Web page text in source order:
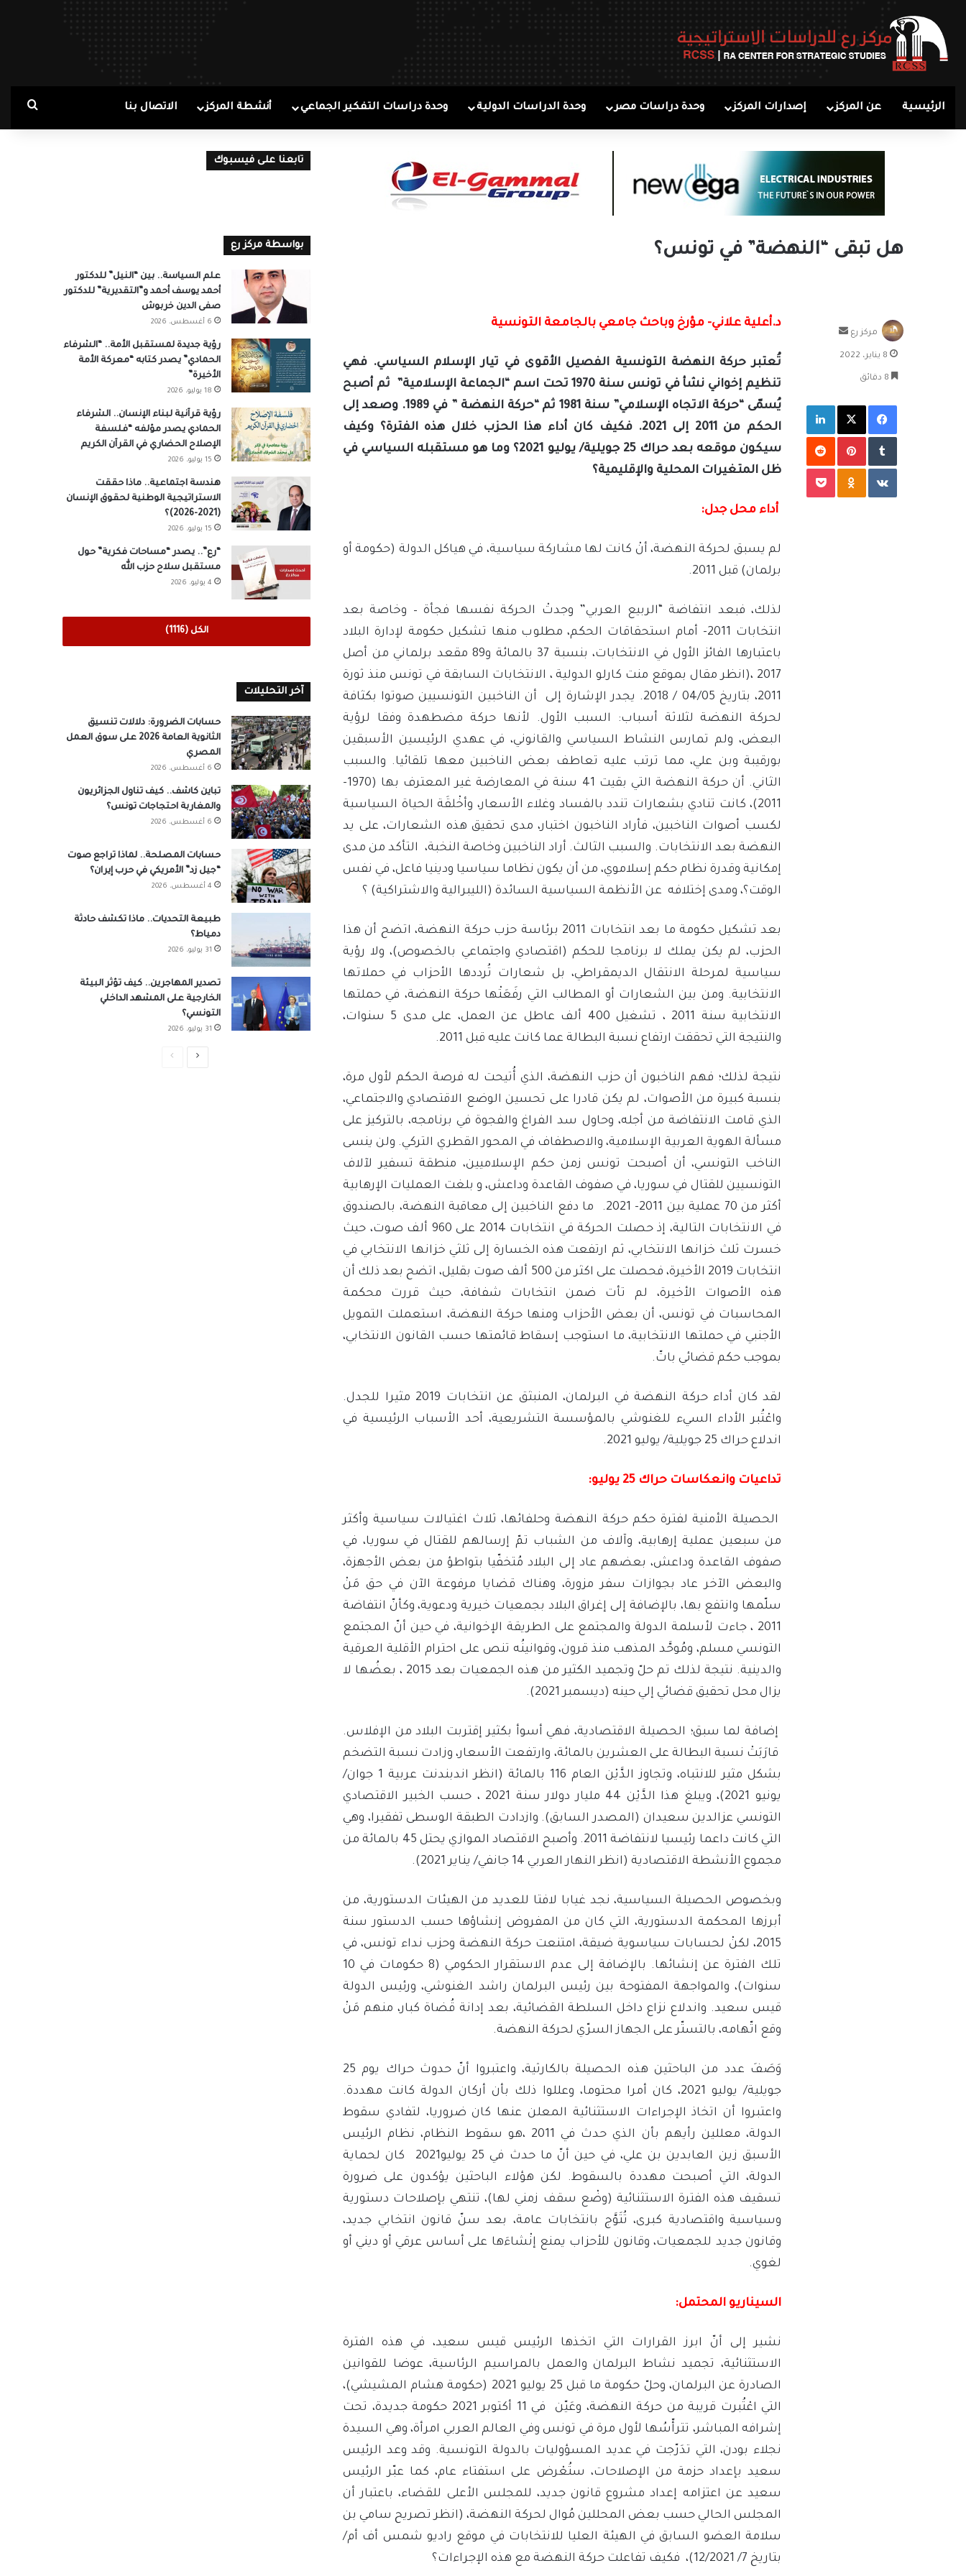
الرئيسية عن المركز إصدارات المركز وحدة دراسات مصر وحدة الدراسات الدولية وحدة دراسات التفكير الجماعي أنشطة المركز الاتصال بنا بحث
هل تبقى “النهضة” في تونس؟
د.أعلية علاني- مؤرخ وباحث جامعي بالجامعة التونسية
تُعتبر حركة النهضة التونسية الفصيل الأقوى في تيار الإسلام السياسي. فهي
تنظيم إخواني نشأ في تونس سنة 1970 تحت اسم “الجماعة الإسلامية” ثم أصبح
يُسمّى “حركة الاتجاه الإسلامي” سنة 1981 ثم “حركة النهضة ” في 1989. وصعد إلى
الحكم من 2011 إلى 2021. فكيف كان أداء هذا الحزب خلال هذه الفترة؟ وكيف
سيكون موقعه بعد حراك 25 جويلية/ يوليو 2021؟ وما هو مستقبله السياسي في
ظل المتغيرات المحلية والإقليمية؟
أداء محل جدل:
لم يسبق لحركة النهضة، أنْ كانت لها مشاركة سياسية، في هياكل الدولة (حكومة أو
برلمان) قبل 2011.
لذلك، فبعد انتفاضة “الربيع العربي” وجدتْ الحركة نفسها فجأة – وخاصة بعد
انتخابات 2011- أمام استحقاقات الحكم، مطلوب منها تشكيل حكومة لإدارة البلاد
باعتبارها الفائز الأول في الانتخابات، بنسبة 37 بالمائة و89 مقعد برلماني من أصل
2017 ،(انظر مقال بموقع منت كارلو الدولية ، الانتخابات السابقة في تونس منذ ثورة
2011، بتاريخ 04/05 / 2018. يجدر الإشارة إلى أن الناخبين التونسيين صوتوا بكثافة
لحركة النهضة لثلاثة أسباب: السبب الأول. لأنها حركة مضطهدة وفقا لرؤية
البعض، ولم تمارس النشاط السياسي والقانوني، في عهدي الرئيسين الأسبقين
بورقيبة وبن علي، مما ترتب عليه تعاطف بعض الناخبين معها تلقائيا. والسبب
الثاني. أن حركة النهضة التي بقيت 41 سنة في المعارضة غير المعترف بها (1970-
2011)، كانت تنادي بشعارات تندد بالفساد وغلاء الأسعار، وأخْلقَة الحياة السياسية
لكسب أصوات الناخبين، فأراد الناخبون اختبار، مدى تحقيق هذه الشعارات، على يد
النهضة بعد الانتخابات. والسبب الثالث. أراد الناخبين وخاصة النخبة، التأكد من مدى
إمكانية وقدرة نظام حكم إسلاموي، من أن يكون نظاما سياسيا ودينيا فاعل، في نفس
الوقت؟، ومدى إختلافه عن الأنظمة السياسية السائدة (الليبرالية والاشتراكية) ؟
بعد تشكيل حكومة ما بعد انتخابات 2011 برئاسة حزب حركة النهضة، اتضح أن هذا
الحزب، لم يكن يملك لا برنامجا للحكم (اقتصادي واجتماعي بالخصوص)، ولا رؤية
سياسية لمرحلة الانتقال الديمقراطي، بل شعارات تُرددها الأحزاب في حملاتها
الانتخابية. ومن بين الشعارات أو المطالب التي رفَعَتْها حركة النهضة، في حملتها
الانتخابية سنة 2011 ، تشغيل 400 ألف عاطل عن العمل، على مدى 5 سنوات،
والنتيجة التي تحققت ارتفاع نسبة البطالة عما كانت عليه قبل 2011.
نتيجة لذلك؛ فهم الناخبون أن حزب النهضة، الذي أُتيحت له فرصة الحكم لأول مرة،
بنسبة كبيرة من الأصوات، لم يكن قادرا على تحسين الوضع الاقتصادي والاجتماعي،
الذي قامت الانتفاضة من أجله، وحاول سد الفراغ والفجوة في برنامجه، بالتركيز على
مسألة الهوية العربية الإسلامية، والاصطفاف في المحور القطري التركي. ولن ينسى
الناخب التونسي، أن أصبحت تونس زمن حكم الإسلاميين، منطقة تسفير لآلاف
التونسيين للقتال في سوريا، في صفوف القاعدة وداعش، و بلغت العمليات الإرهابية
أكثر من 70 عملية بين 2011- 2021. ما دفع الناخبين إلى معاقبة النهضة، بالصندوق
في الانتخابات التالية، إذ حصلت الحركة في انتخابات 2014 على 960 ألف صوت، حيث
خسرت ثلث خزانها الانتخابي، ثم ارتفعت هذه الخسارة إلى ثلثي خزانها الانتخابي في
انتخابات 2019 الأخيرة، فحصلت على اكثر من 500 ألف صوت بقليل، اتضح بعد ذلك أن
هذه الأصوات الأخيرة، لم تأت ضمن انتخابات شفافة، حيث قررت محكمة
المحاسبات في تونس، أن بعض الأحزاب ومنها حركة النهضة، استعملت التمويل
الأجنبي في حملتها الانتخابية، ما استوجب إسقاط قائمتها حسب القانون الانتخابي،
بموجب حكم قضائي باتّ.
لقد كان أداء حركة النهضة في البرلمان، المنبثق عن انتخابات 2019 مثيرا للجدل.
واعْتُبر الأداء السيء للغنوشي بالمؤسسة التشريعية، أحد الأسباب الرئيسية في
اندلاع حراك 25 جويلية/ يوليو 2021.
تداعيات وانعكاسات حراك 25 يوليو:
الحصيلة الأمنية لفترة حكم حركة النهضة وحلفائها، ثلاث اغتيالات سياسية وأكثر
من سبعين عملية إرهابية، وآلاف من الشباب تمّ إرسالهم للقتال في سوريا، في
صفوف القاعدة وداعش، بعضهم عاد إلى البلاد مُتخفّيا بتواطؤ من بعض الأجهزة،
والبعض الآخر عاد بجوازات سفر مزورة، وهناك قضايا مرفوعة الآن في حق مَنْ
سلّمها وانتفع بها، بالإضافة إلى إغراق البلاد بجمعيات خيرية ودعوية، وكأنّ انتفاضة
2011 ، جاءت لأسلمة الدولة والمجتمع على الطريقة الإخوانية، في حين أنّ المجتمع
التونسي مسلم، ومُوحَّد المذهب منذ قرون، وقوانينُه تنص على احترام الأقلية العرقية
والدينية. نتيجة لذلك تم حلّ وتجميد الكثير من هذه الجمعيات بعد 2015 ، بعضُها لا
يزال محل تحقيق قضائي إلي حينه (ديسمبر 2021).
إضافة لما سبق؛ الحصيلة الاقتصادية، فهي أسوأ بكثير إقتربت البلاد من الإفلاس.
قارَبَتْ نسبة البطالة على العشرين بالمائة، وارتفعت الأسعار، وزادت نسبة التضخم
بشكل مثير للانتباه، وتجاوز الدَّيْن العام 116 بالمائة (انظر اندبندنت عربية 1 جوان/
يونيو 2021)، ويبلغ هذا الدَّيْن 44 مليار دولار سنة 2021 ، حسب الخبير الاقتصادي
التونسي عزالدين سعيدان (المصدر السابق). وازدادت الطبقة الوسطى تفقيرا، وهي
التي كانت داعما رئيسيا لانتفاضة 2011. وأصبح الاقتصاد الموازي يحتل 45 بالمائة من
مجموع الأنشطة الاقتصادية (انظر النهار العربي 14 جانفي/ يناير 2021).
وبخصوص الحصيلة السياسية، نجد غيابا لافتا للعديد من الهيئات الدستورية، من
أبرزها المحكمة الدستورية، التي كان من المفروض إنشاؤها حسب الدستور سنة
2015، لكنْ لحسابات سياسوية ضيقة، امتنعت حركة النهضة وحزب نداء تونس، في
تلك الفترة عن إنشائها. بالإضافة إلى عدم الاستقرار الحكومي (8 حكومات في 10
سنوات)، والمواجهة المفتوحة بين رئيس البرلمان راشد الغنوشي، ورئيس الدولة
قيس سعيد. واندلاع نزاع داخل السلطة القضائية، بعد إدانة قُضاة كبار، منهم مَنْ
وقع اتّهامه، بالتستّر على الجهاز السرّي لحركة النهضة.
وَصَفَ عدد من الباحثين هذه الحصيلة بالكارثية، واعتبروا أنّ حدوث حراك يوم 25
جويلية/ يوليو 2021، كان أمرا محتوما، وعللوا ذلك بأن أركان الدولة كانت مهددة.
واعتبروا أن اتخاذ الإجراءات الاستثنائية المعلن عنها كان ضروريا، لتفادي سقوط
الدولة، معللين رأيهم بأن الذي حدث في 2011 ،هو سقوط النظام، نظام الرئيس
الأسبق زين العابدين بن علي، في حين أنّ ما حدث في 25 يوليو2021 كان لحماية
الدولة، التي أصبحت مهددة بالسقوط. لكن هؤلاء الباحثين يؤكدون على ضرورة
تسقيف هذه الفترة الاستثنائية (وضْع سقف زمني لها)، تنتهي بإصلاحات دستورية
وسياسية واقتصادية كبرى، تُتَوَّج بانتخابات عامة، بعد سنّ قانون انتخابي جديد،
وقانون جديد للجمعيات، وقانون للأحزاب يمنع إنْشاءَها على أساس عرقي أو ديني أو
لغوي.
السيناريو المحتمل:
نشير إلى أنّ ابرز القرارات التي اتخذها الرئيس قيس سعيد، في هذه الفترة
الاستثنائية، تجميد نشاط البرلمان والعمل بالمراسيم الرئاسية، عوضا للقوانين
الصادرة عن البرلمان، وحلّ حكومة ما قبل 25 يوليو 2021 (حكومة هشام المشيشي)،
التي اعْتُبرت قريبة من حركة النهضة، وعَيّن في 11 أكتوبر 2021 حكومة جديدة، تحت
إشرافه المباشر، تترأّسُها لأول مرة في تونس وفي العالم العربي امرأة، وهي السيدة
نجلاء بودن، التي تدَرّجت في عديد المسؤوليات بالدولة التونسية. وقد وعد الرئيس
سعيد بإعداد حزمة من الإصلاحات، ستُعْرض على استفتاء عام، كما عبّر الرئيس
سعيد عن اعتزامه إعداد مشروع قانون جديد، للمجلس الأعلى للقضاء، باعتبار أن
المجلس الحالي حسب بعض المحللين مُوال لحركة النهضة، (انظر تصريح سامي بن
سلامة العضو السابق في الهيئة العليا للانتخابات في موقع راديو شمس أف أم/
بتاريخ 7/ 12/2021)، فكيف تفاعلت حركة النهضة مع هذه الإجراءات؟
مركز رع
أرسل
8 يناير، 2022
فيسبوك‫X لينكدإن
‏Tumblr بينتيريست
‏Reddit
‏VKontakte
Odnoklassniki
‫Pocket
تابعنا على فيسبوك
بواسطة مركز رع
علم السياسة.. بين “النيل” للدكتور
أحمد يوسف أحمد و”التقديرية” للدكتور
صفى الدين خربوش
6 أغسطس، 2026
رؤية جديدة لمستقبل الأمة.. “الشرفاء
الحمادي” يصدر كتابه “معركة الأمة
الأخيرة”
18 يوليو، 2026
رؤية قرآنية لبناء الإنسان.. الشرفاء
الحمادي يصدر مؤلفه “فلسفة
الإصلاح الحضاري في القرآن الكريم
15 يوليو، 2026
هندسة اجتماعية.. ماذا حققت
الاستراتيجية الوطنية لحقوق الإنسان
(2021-2026)؟
15 يوليو، 2026
“رع”.. يصدر “مساحات فكرية” حول
مستقبل سلاح حزب الله
4 يوليو، 2026
الكل (1116)
آخر التحليلات
حسابات الضرورة: دلالات تنسيق
الثانوية العامة 2026 على سوق العمل
المصري
6 أغسطس، 2026
تباين كاشف.. كيف تناول الجزائريون
والمغاربة احتجاجات تونس؟
6 أغسطس، 2026
حسابات المصلحة.. لماذا تراجع صوت
“جيل زد” الأمريكي في حرب إيران؟
4 أغسطس، 2026
طبيعة التحديات.. ماذا تكشف حادثة
دمياط؟
31 يوليو، 2026
تصدير المهاجرين.. كيف تؤثر البيئة
الخارجية على المشهد الداخلي
التونسي؟
31 يوليو، 2026
الصفحة الصفحة